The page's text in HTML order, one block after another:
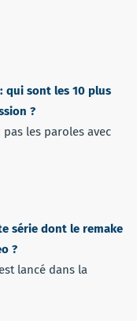
qui sont les 10 plus
?
les paroles avec
série dont le remake
?
lancé dans la